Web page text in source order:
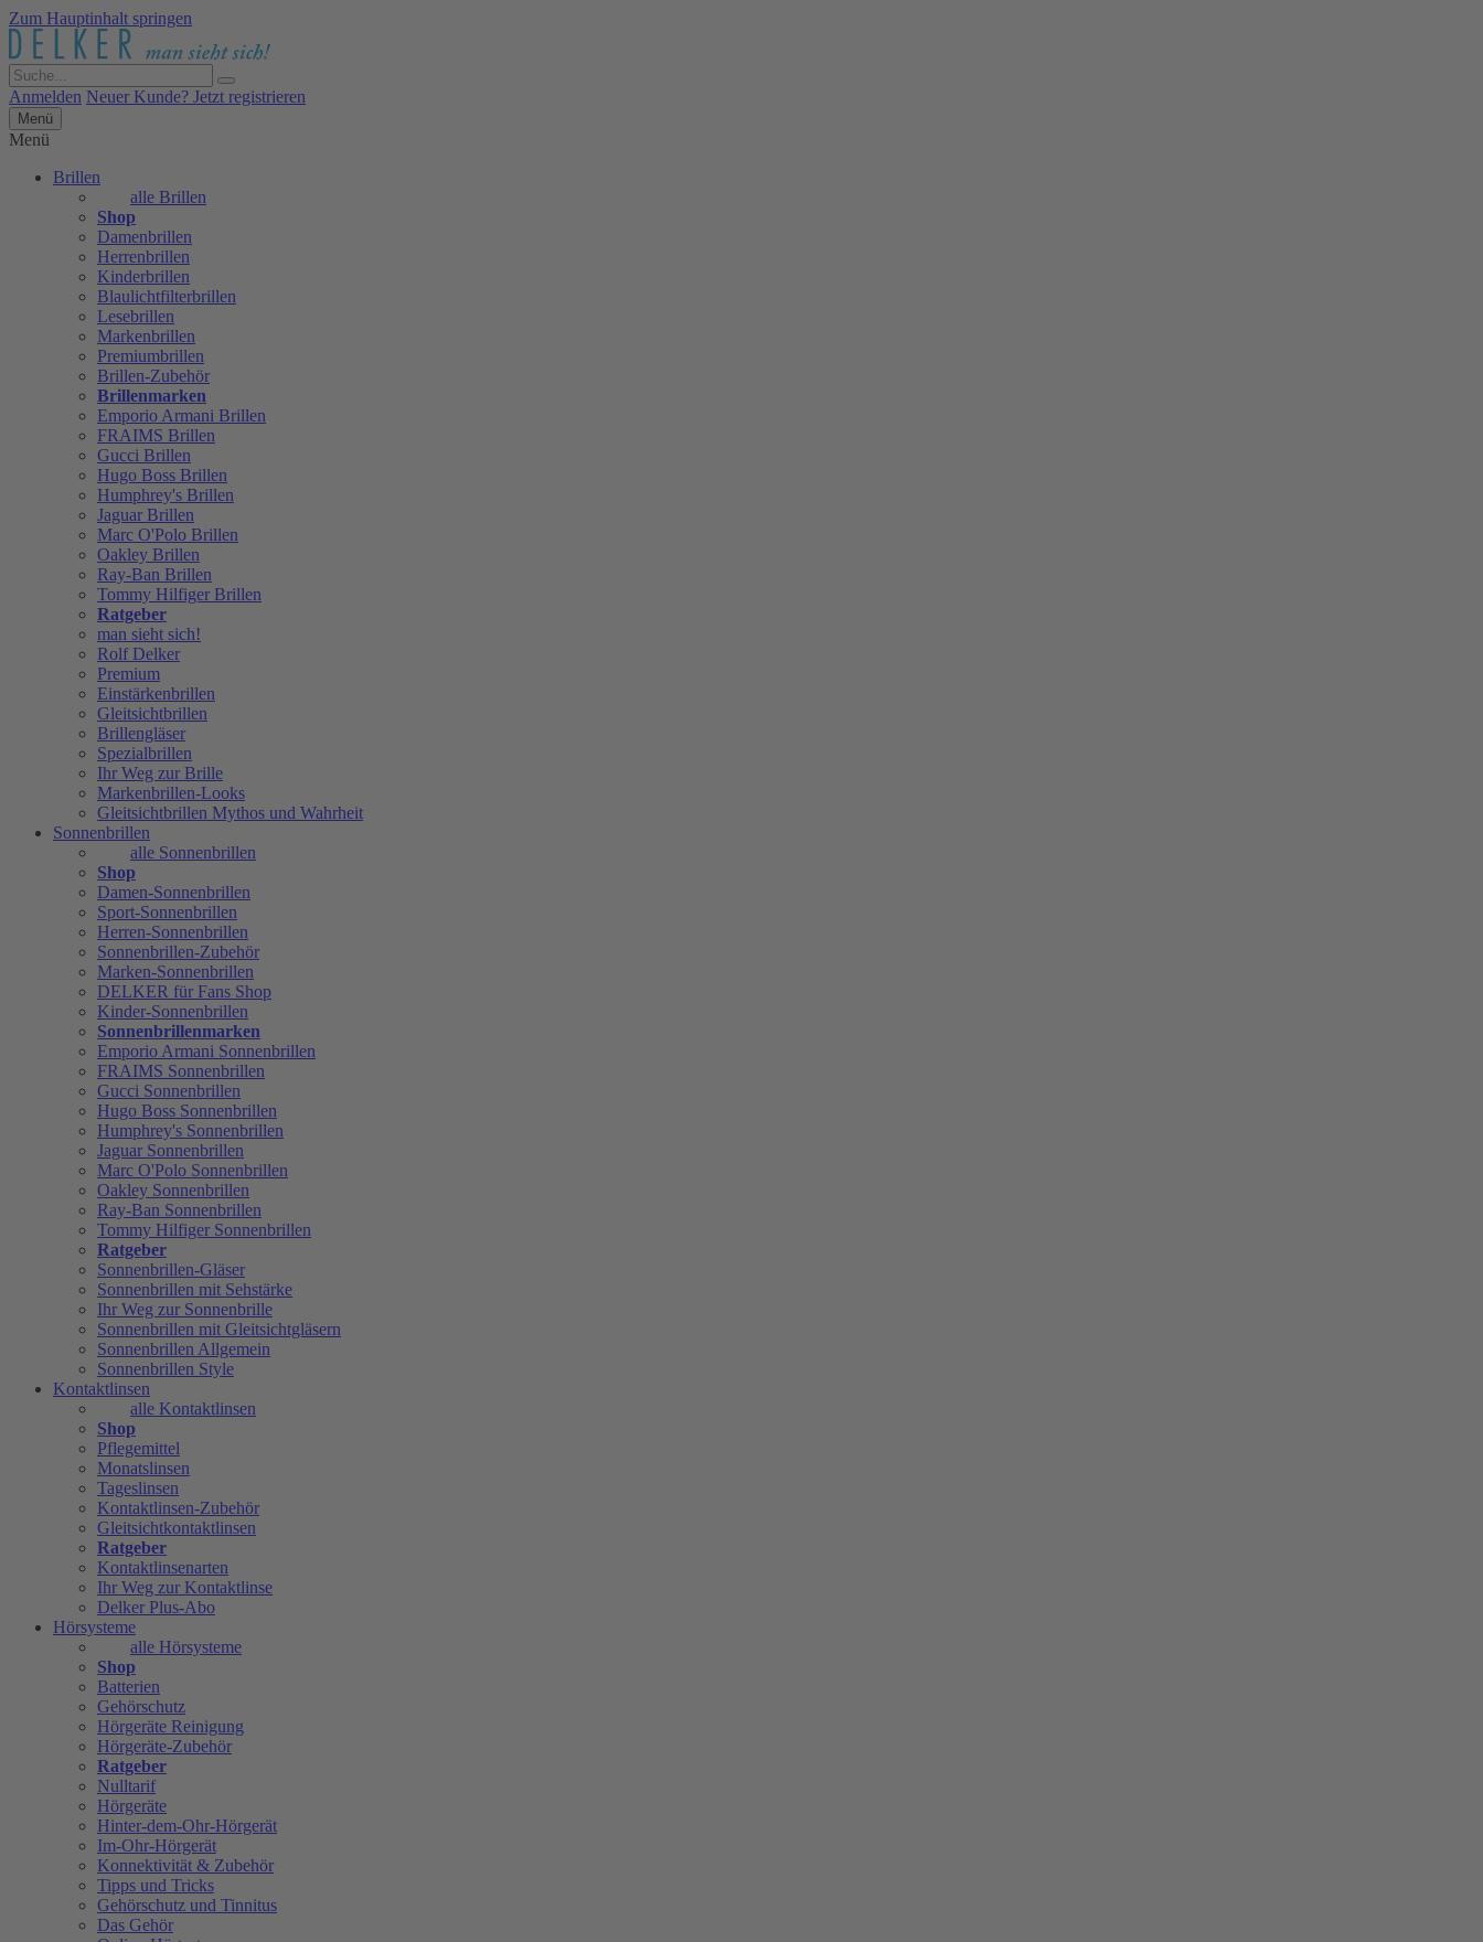
Zum Hauptinhalt springen
Anmelden Neuer Kunde? Jetzt registrieren
Menü
Menü
Brillen
alle Brillen
Shop
Damenbrillen
Herrenbrillen
Kinderbrillen
Blaulichtfilterbrillen
Lesebrillen
Markenbrillen
Premiumbrillen
Brillen-Zubehör
Brillenmarken
Emporio Armani Brillen
FRAIMS Brillen
Gucci Brillen
Hugo Boss Brillen
Humphrey's Brillen
Jaguar Brillen
Marc O'Polo Brillen
Oakley Brillen
Ray-Ban Brillen
Tommy Hilfiger Brillen
Ratgeber
man sieht sich!
Rolf Delker
Premium
Einstärkenbrillen
Gleitsichtbrillen
Brillengläser
Spezialbrillen
Ihr Weg zur Brille
Markenbrillen-Looks
Gleitsichtbrillen Mythos und Wahrheit
Sonnenbrillen
alle Sonnenbrillen
Shop
Damen-Sonnenbrillen
Sport-Sonnenbrillen
Herren-Sonnenbrillen
Sonnenbrillen-Zubehör
Marken-Sonnenbrillen
DELKER für Fans Shop
Kinder-Sonnenbrillen
Sonnenbrillenmarken
Emporio Armani Sonnenbrillen
FRAIMS Sonnenbrillen
Gucci Sonnenbrillen
Hugo Boss Sonnenbrillen
Humphrey's Sonnenbrillen
Jaguar Sonnenbrillen
Marc O'Polo Sonnenbrillen
Oakley Sonnenbrillen
Ray-Ban Sonnenbrillen
Tommy Hilfiger Sonnenbrillen
Ratgeber
Sonnenbrillen-Gläser
Sonnenbrillen mit Sehstärke
Ihr Weg zur Sonnenbrille
Sonnenbrillen mit Gleitsichtgläsern
Sonnenbrillen Allgemein
Sonnenbrillen Style
Kontaktlinsen
alle Kontaktlinsen
Shop
Pflegemittel
Monatslinsen
Tageslinsen
Kontaktlinsen-Zubehör
Gleitsichtkontaktlinsen
Ratgeber
Kontaktlinsenarten
Ihr Weg zur Kontaktlinse
Delker Plus-Abo
Hörsysteme
alle Hörsysteme
Shop
Batterien
Gehörschutz
Hörgeräte Reinigung
Hörgeräte-Zubehör
Ratgeber
Nulltarif
Hörgeräte
Hinter-dem-Ohr-Hörgerät
Im-Ohr-Hörgerät
Konnektivität & Zubehör
Tipps und Tricks
Gehörschutz und Tinnitus
Das Gehör